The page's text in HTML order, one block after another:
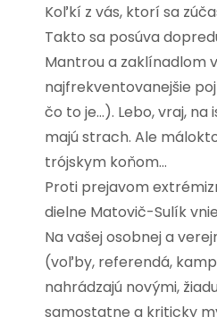
Koľkí z vás, ktorí sa
Takto sa posúva
Mantrou a zaklínadlom
najfrekventovanejšie
čo to je…). Lebo, vraj,
majú strach. Ale
trójskym koňom…
Proti prejavom
dielne Matovič-Sulík
Na vašej osobnej a
(voľby, referendá,
nahrádzajú novými,
samostatne a kriticky